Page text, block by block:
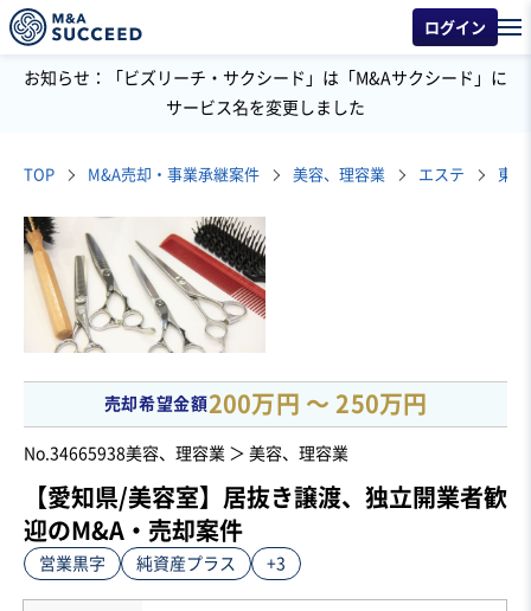
ログイン
お知らせ：「ビズリーチ・サクシード」は「M&Aサクシード」に
サービス名を変更しました
TOP M&A売却・事業承継案件 美容、理容業 エステ
売却希望金額200万円 〜 250万円
No.34665938美容、理容業 ＞ 美容、理容業
【愛知県/美容室】居抜き譲渡、独立開業者歓
迎のM&A・売却案件
営業黒字 純資産プラス +3